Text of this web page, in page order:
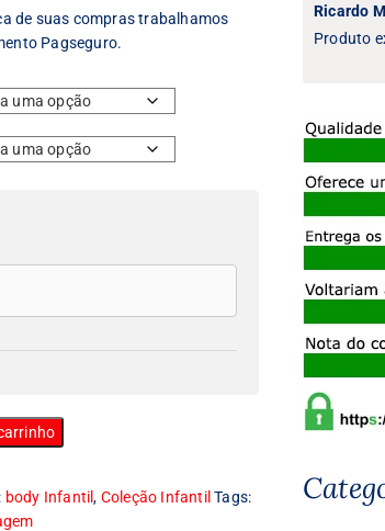
de suas compras trabalhamos
Pagseguro.
body Infantil, Coleção Infantil Tags:
Ricardo
Produto